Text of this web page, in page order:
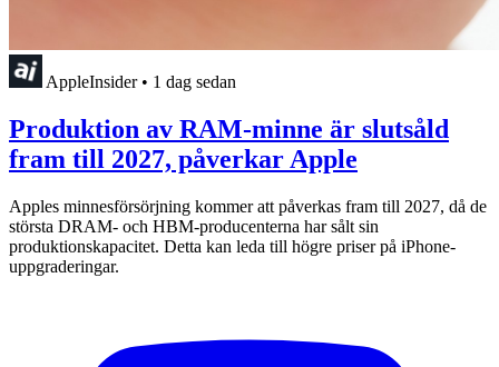
AppleInsider • 1 dag sedan
Produktion av RAM-minne är slutsåld
fram till 2027, påverkar Apple
Apples minnesförsörjning kommer att påverkas fram till 2027, då de
största DRAM- och HBM-producenterna har sålt sin
produktionskapacitet. Detta kan leda till högre priser på iPhone-
uppgraderingar.